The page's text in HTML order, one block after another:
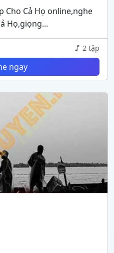
Cho Cả Họ online,nghe
Họ,giọng...
2 tập
ngay